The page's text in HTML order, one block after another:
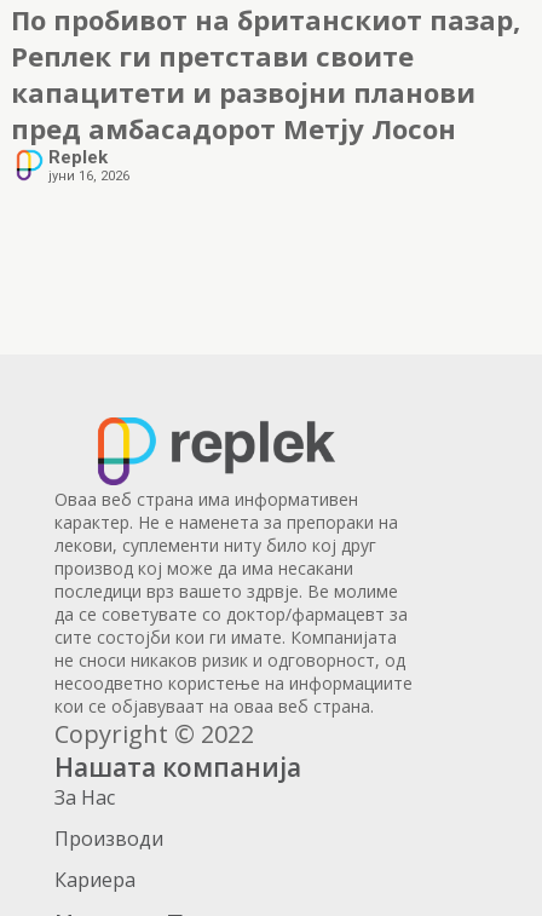
По пробивот на британскиот пазар,
Реплек ги претстави своите
капацитети и развојни планови
пред амбасадорот Метју Лосон
Replek
јуни 16, 2026
Оваа веб страна има информативен
карактер. Не е наменета за препораки на
лекови, суплементи ниту било кој друг
производ кој може да има несакани
последици врз вашето здрвје. Ве молиме
да се советувате со доктор/фармацевт за
сите состојби кои ги имате. Компанијата
не сноси никаков ризик и одговорност, од
несоодветно користење на информациите
кои се објавуваат на оваа веб страна.
Copyright © 2022
Нашата компанија
За Нас
Производи
Кариера